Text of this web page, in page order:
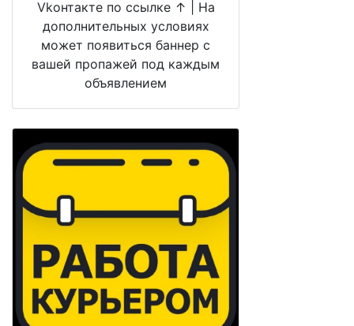
Vkонтакте по ссылке ↑ | На
дополнительных условиях
может появиться баннер с
вашей пропажей под каждым
объявлением